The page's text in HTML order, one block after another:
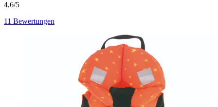
4,6/5
11 Bewertungen